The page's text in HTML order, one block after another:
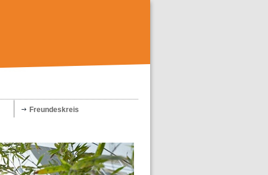
Freundeskreis